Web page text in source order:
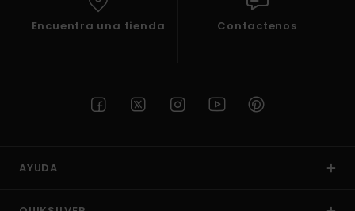
Encuentra una tienda Contactenos
AYUDA